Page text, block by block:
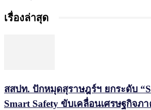
เรื่องล่าสุด
สสปท. ปักหมุดสุราษฎร์ฯ ยกระดับ
Smart Safety ขับเคลื่อนเศรษฐกิจภ